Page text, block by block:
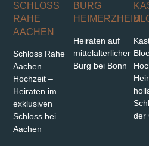
SCHLOSS
RAHE
AACHEN
Schloss Rahe
Aachen
Hochzeit –
Heiraten im
exklusiven
Schloss bei
Aachen
BURG
HEIMERZHEIM
Heiraten auf
mittelalterlicher
Burg bei Bonn
der